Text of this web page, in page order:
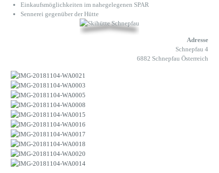
Einkaufsmöglichkeiten im nahegelegenen SPAR
Sennerei gegenüber der Hütte
Adresse
Schnepfau 4
6882 Schnepfau Österreich